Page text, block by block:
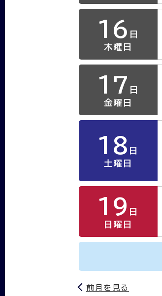
16 日
木曜日
17 日
金曜日
18 日
土曜日
19 日
日曜日
前月を見る